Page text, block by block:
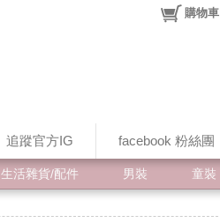
追蹤官方IG facebook 粉絲團
購物車
生活雜貨/配件 男裝 童裝